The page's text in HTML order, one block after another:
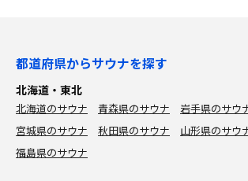
都道府県からサウナを探す
北海道・東北
北海道のサウナ 青森県のサウナ
岩手県のサウ
宮城県のサウナ
秋田県のサウナ
山形県のサウ
福島県のサウナ